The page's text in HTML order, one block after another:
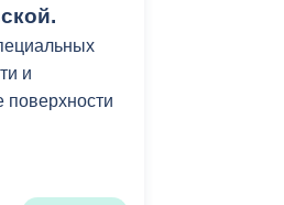
часть
Терека. В
сформировав
и
поверхности